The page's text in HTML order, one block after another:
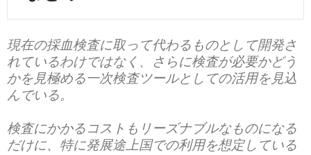
現在の採血検査に取って代わるものとして開発さ
れているわけではなく、さらに検査が必要かどう
かを見極める一次検査ツールとしての活用を見込
んでいる。
検査にかかるコストもリーズナブルなものになる
だけに、特に発展途上国での利用を想定している